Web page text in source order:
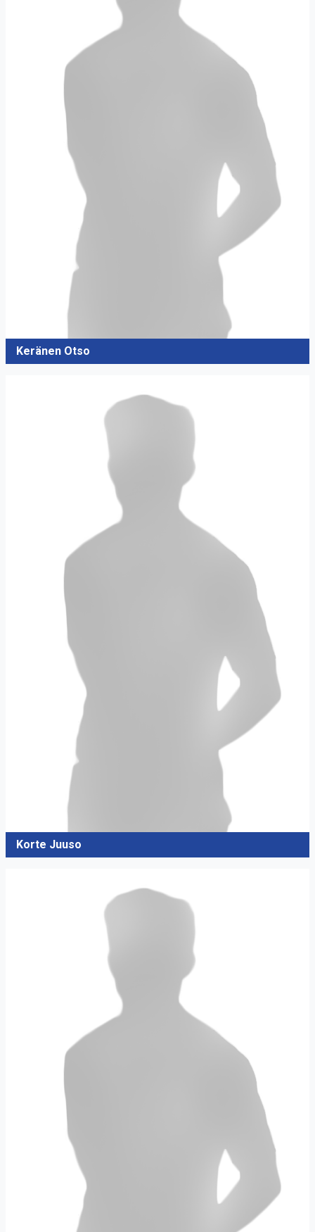
Keränen Otso
Korte Juuso